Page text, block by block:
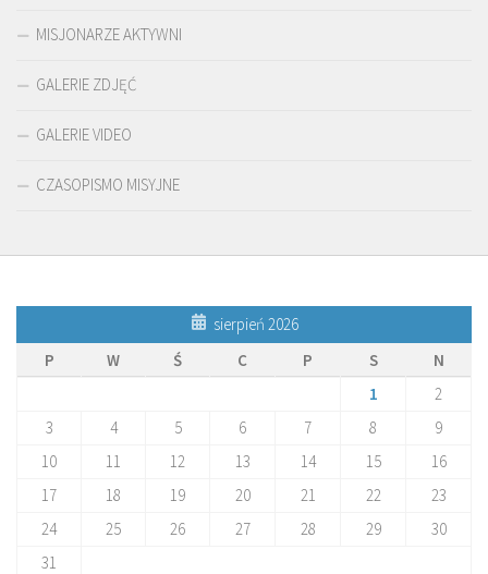
MISJONARZE AKTYWNI
GALERIE ZDJĘĆ
GALERIE VIDEO
CZASOPISMO MISYJNE
sierpień 2026
P
W Ś C P S
N
1
2
3
4 5 6 7 8
9
10
11 12 13 14 15
16
17
18 19 20 21 22
23
24
25 26 27 28 29
30
31